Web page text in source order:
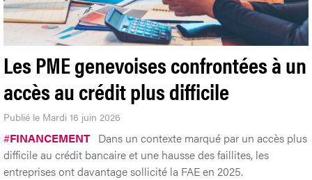
Les PME genevoises confrontées à un
accès au crédit plus difficile
Publié le Mardi 16 juin 2026
#FINANCEMENT Dans un contexte marqué par un accès plus
difficile au crédit bancaire et une hausse des faillites, les
entreprises ont davantage sollicité la FAE en 2025.